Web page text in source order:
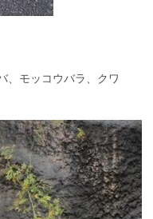
、モッコウバラ、クワ